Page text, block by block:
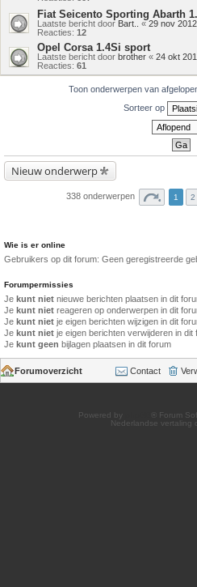
Fiat Seicento Sporting Abarth
Laatste bericht door Bart.. «29 nov
Reacties: 12
Opel Corsa 1.4Si sport
Laatste bericht door brother « 24 okt
Reacties: 61
Toon onderwerpen van
Sorteer op
Nieuw onderwerp
338 onderwerpen 1 2
Wie is er online
Gebruikers op dit forum: Geen geregistreerde
Forumpermissies
Je kunt niet nieuwe berichten plaatsen in dit
Je kunt niet reageren op onderwerpen in dit
Je kunt niet je eigen berichten wijzigen in dit
Je kunt niet je eigen berichten verwijderen in dit
Je kunt geen bijlagen plaatsen in dit forum
Forumoverzicht Contact
Powered by
® Forum
Nederlandse vertaling